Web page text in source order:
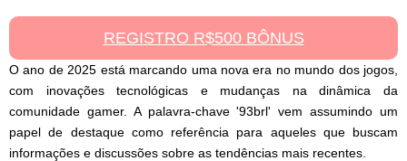
REGISTRO R$500 BÔNUS
O ano de 2025 está marcando uma nova era no mundo dos jogos,
com inovações tecnológicas e mudanças na dinâmica da
comunidade gamer. A palavra-chave '93brl' vem assumindo um
papel de destaque como referência para aqueles que buscam
informações e discussões sobre as tendências mais recentes.